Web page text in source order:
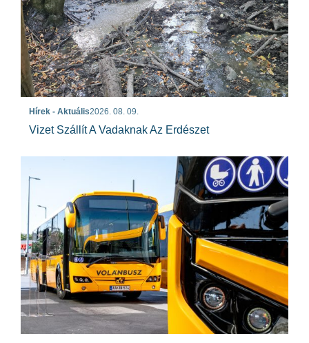
Hírek - Aktuális2026. 08. 09.
Vizet Szállít A Vadaknak Az Erdészet